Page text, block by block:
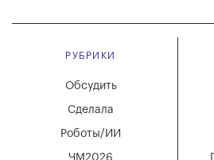
РУБРИКИ
Обсудить
Сделала
Роботы/ИИ
ЧМ2026